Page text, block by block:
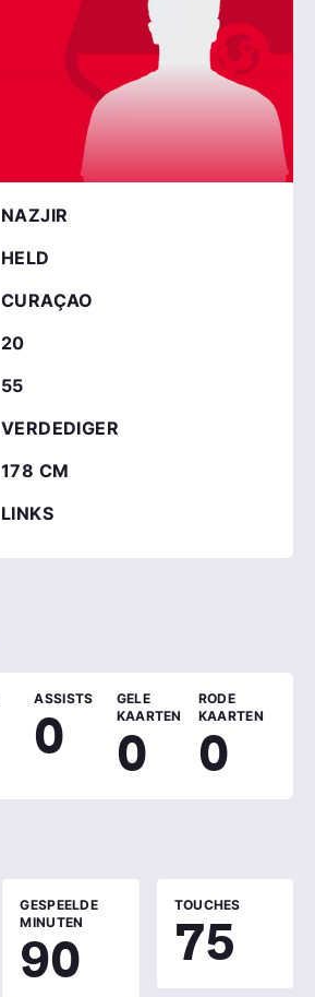
NAZJIR
HELD
CURAÇAO
20
55
VERDEDIGER
178 CM
LINKS
ASSISTS
0
GELE
KAARTEN
0
RODE
KAARTEN
0
GESPEELDE
MINUTEN
90
TOUCHES
75